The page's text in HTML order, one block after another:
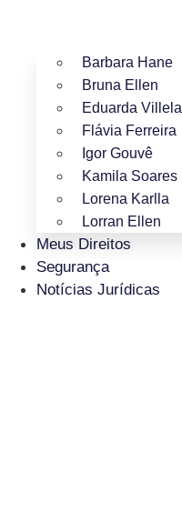
Barbara Hane
Bruna Ellen
Eduarda Villela
Flávia Ferreira
Igor Gouvê
Kamila Soares
Lorena Karlla
Lorran Ellen
Meus Direitos
Segurança
Notícias Jurídicas